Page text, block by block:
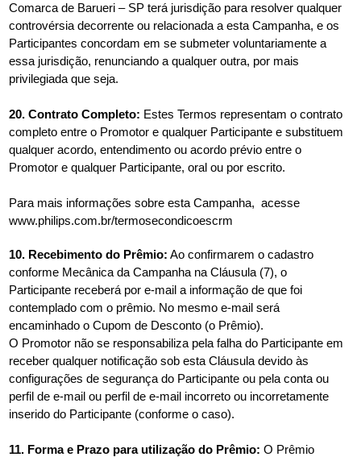
Comarca de Barueri – SP terá jurisdição para resolver qualquer
controvérsia decorrente ou relacionada a esta Campanha, e os
Participantes concordam em se submeter voluntariamente a
essa jurisdição, renunciando a qualquer outra, por mais
privilegiada que seja.
20. Contrato Completo: Estes Termos representam o contrato
completo entre o Promotor e qualquer Participante e substituem
qualquer acordo, entendimento ou acordo prévio entre o
Promotor e qualquer Participante, oral ou por escrito.
Para mais informações sobre esta Campanha, acesse
www.philips.com.br/termosecondicoescrm
10. Recebimento do Prêmio: Ao confirmarem o cadastro
conforme Mecânica da Campanha na Cláusula (7), o
Participante receberá por e-mail a informação de que foi
contemplado com o prêmio. No mesmo e-mail será
encaminhado o Cupom de Desconto (o Prêmio).
O Promotor não se responsabiliza pela falha do Participante em
receber qualquer notificação sob esta Cláusula devido às
configurações de segurança do Participante ou pela conta ou
perfil de e-mail ou perfil de e-mail incorreto ou incorretamente
inserido do Participante (conforme o caso).
11. Forma e Prazo para utilização do Prêmio: O Prêmio